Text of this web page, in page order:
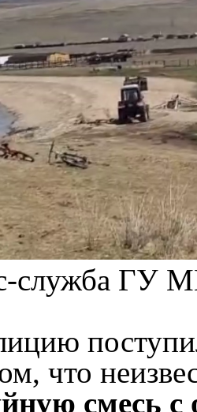
служба ГУ
что
смесь